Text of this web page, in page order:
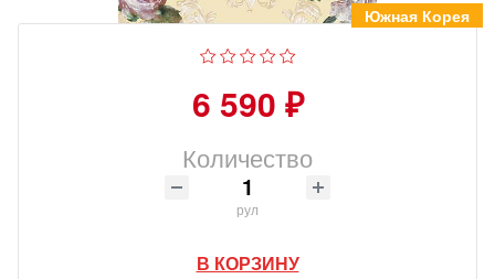
Южная Корея
6 590 ₽
Количество
рул
В КОРЗИНУ